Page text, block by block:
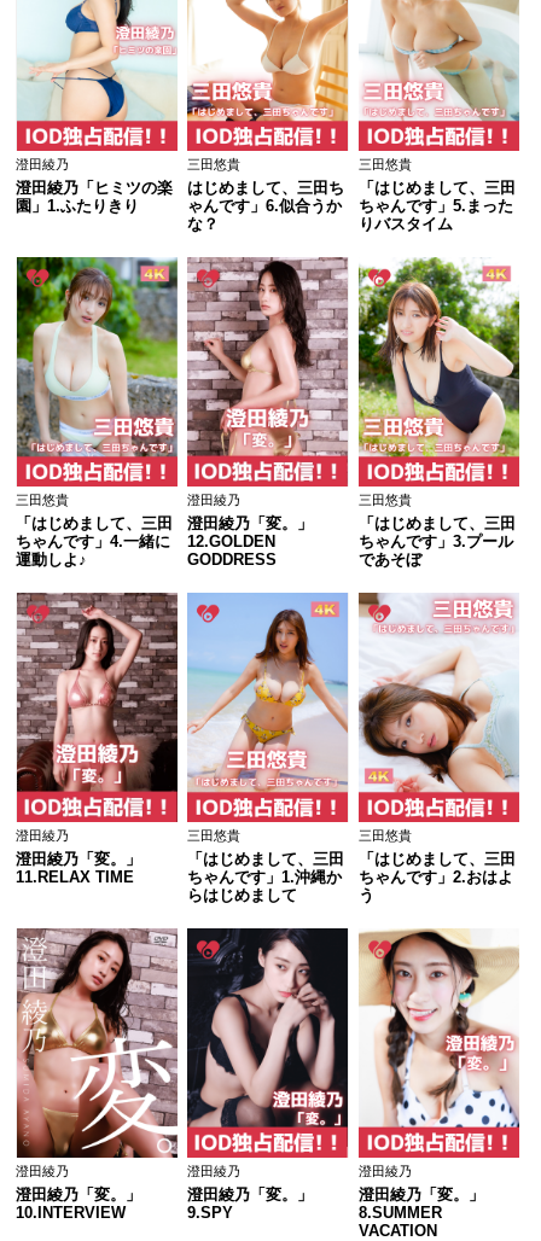
澄田綾乃
澄田綾乃「ヒミツの楽
園」1.ふたりきり
三田悠貴
はじめまして、三田ち
ゃんです」6.似合うか
な？
三田悠貴
「はじめまして、三田
ちゃんです」5.まった
りバスタイム
三田悠貴
「はじめまして、三田
ちゃんです」4.一緒に
運動しよ♪
澄田綾乃
澄田綾乃「変。」
12.GOLDEN
GODDRESS
三田悠貴
「はじめまして、三田
ちゃんです」3.プール
であそぼ
澄田綾乃
澄田綾乃「変。」
11.RELAX TIME
三田悠貴
「はじめまして、三田
ちゃんです」1.沖縄か
らはじめまして
三田悠貴
「はじめまして、三田
ちゃんです」2.おはよ
う
澄田綾乃
澄田綾乃「変。」
10.INTERVIEW
澄田綾乃
澄田綾乃「変。」
9.SPY
澄田綾乃
澄田綾乃「変。」
8.SUMMER
VACATION